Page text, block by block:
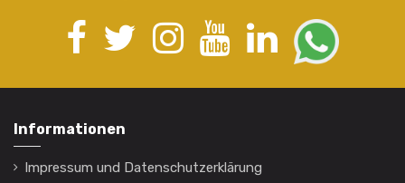
Informationen
Impressum und Datenschutzerklärung